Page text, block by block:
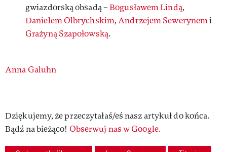
gwiazdorską obsadą –Bogusławem Lindą,
Danielem Olbrychskim,Andrzejem Sewerynemi
Grażyną Szapołowską.
Authors
Anna Galuhn
Dziękujemy, że przeczytałaś/eś nasz artykuł do końca.
Bądź na bieżąco! Obserwuj nas w Google.